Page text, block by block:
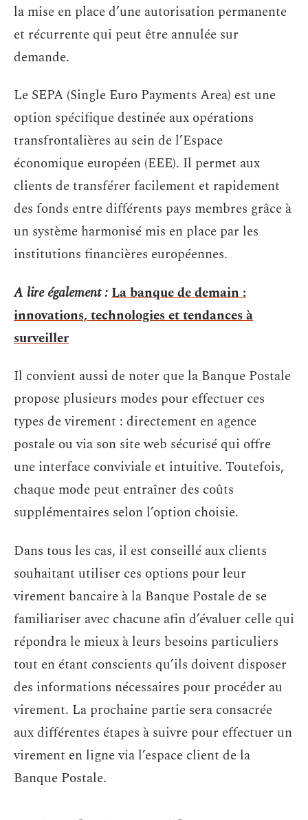
la mise en place d’une autorisation permanente
et récurrente qui peut être annulée sur
demande.
Le SEPA (Single Euro Payments Area) est une
option spécifique destinée aux opérations
transfrontalières au sein de l’Espace
économique européen (EEE). Il permet aux
clients de transférer facilement et rapidement
des fonds entre différents pays membres grâce à
un système harmonisé mis en place par les
institutions financières européennes.
A lire également :La banque de demain :
innovations, technologies et tendances à
surveiller
Il convient aussi de noter que la Banque Postale
propose plusieurs modes pour effectuer ces
types de virement : directement en agence
postale ou via son site web sécurisé qui offre
une interface conviviale et intuitive. Toutefois,
chaque mode peut entraîner des coûts
supplémentaires selon l’option choisie.
Dans tous les cas, il est conseillé aux clients
souhaitant utiliser ces options pour leur
virement bancaire à la Banque Postale de se
familiariser avec chacune afin d’évaluer celle qui
répondra le mieux à leurs besoins particuliers
tout en étant conscients qu’ils doivent disposer
des informations nécessaires pour procéder au
virement. La prochaine partie sera consacrée
aux différentes étapes à suivre pour effectuer un
virement en ligne via l’espace client de la
Banque Postale.